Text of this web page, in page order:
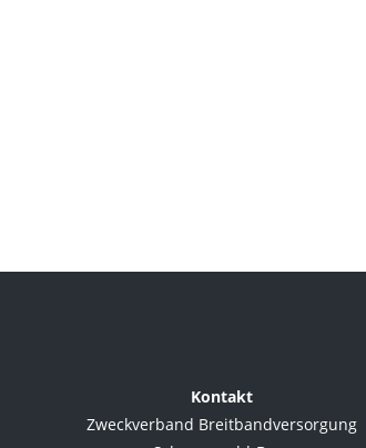
Kontakt
Zweckverband Breitbandversorgung